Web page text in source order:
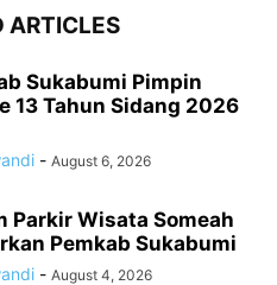
ARTICLES
Sukabumi Pimpin
13 Tahun Sidang 2026
- August 6, 2026
Parkir Wisata Someah
Pemkab Sukabumi
- August 4, 2026